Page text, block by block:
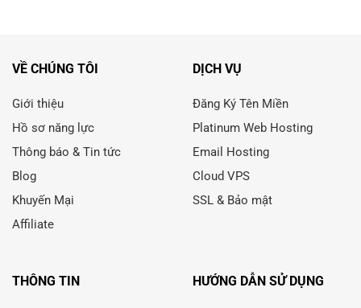
VỀ CHÚNG TÔI
Giới thiệu
Hồ sơ năng lực
Thông báo & Tin tức
Blog
Khuyến Mại
Affiliate
DỊCH VỤ
Đăng Ký Tên Miền
Platinum Web Hosting
Email Hosting
Cloud VPS
SSL & Bảo mật
THÔNG TIN HƯỚNG DẪN SỬ DỤNG